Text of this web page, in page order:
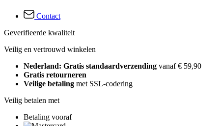
Contact
Geverifieerde kwaliteit
Veilig en vertrouwd winkelen
Nederland: Gratis standaardverzending vanaf € 59,90
Gratis retourneren
Veilige betaling met SSL-codering
Veilig betalen met
Betaling vooraf